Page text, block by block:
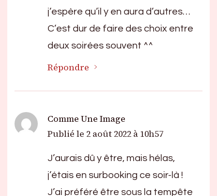
j’espère qu’il y en aura d’autres…
C’est dur de faire des choix entre
deux soirées souvent ^^
Répondre
Comme Une Image
Publié le 2 août 2022 à 10h57
J’aurais dû y être, mais hélas,
j’étais en surbooking ce soir-là !
J’ai préféré être sous la tempête